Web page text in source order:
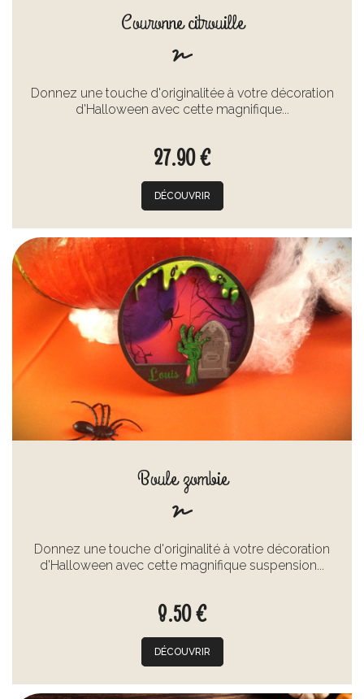
Couronne citrouille
Donnez une touche d'originalitée à votre décoration
d'Halloween avec cette magnifique...
27.90 €
DÉCOUVRIR
Boule zombie
Donnez une touche d'originalité à votre décoration
d'Halloween avec cette magnifique suspension...
8.50 €
DÉCOUVRIR